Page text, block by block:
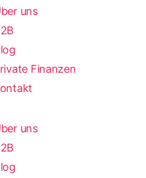
uns
Finanzen
uns